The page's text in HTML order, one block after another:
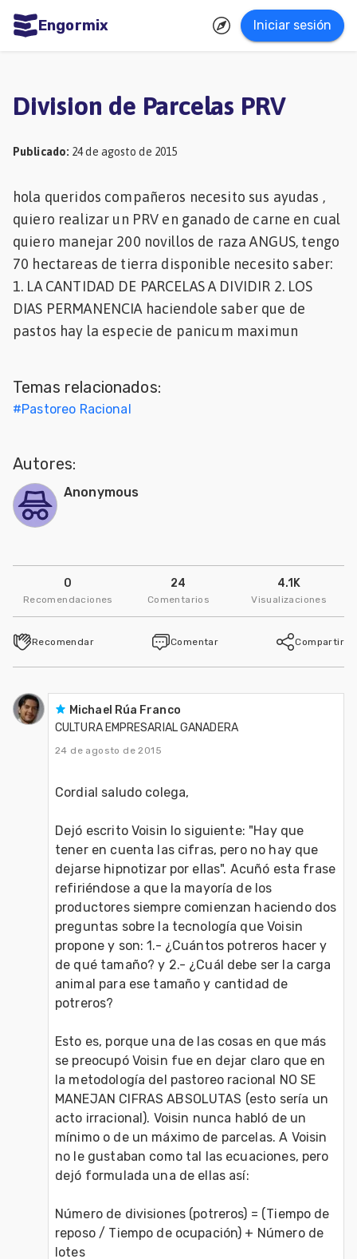
Engormix Iniciar sesión
Agricultura
Balanceados
Piensos
Avicultura
Ganadería
Lechería
Micotoxinas
Mascotas
Division de Parcelas PRV
Publicado: 24 de agosto de 2015
hola queridos compañeros necesito sus ayudas ,
quiero realizar un PRV en ganado de carne en cual
quiero manejar 200 novillos de raza ANGUS, tengo
70 hectareas de tierra disponible necesito saber:
1. LA CANTIDAD DE PARCELAS A DIVIDIR 2. LOS
DIAS PERMANENCIA haciendole saber que de
pastos hay la especie de panicum maximun
Temas relacionados:
#Pastoreo Racional
Autores:
Anonymous
0
Recomendaciones
24
Comentarios
4.1K
Visualizaciones
Recomendar Comentar Compartir
Michael Rúa Franco
CULTURA EMPRESARIAL GANADERA
24 de agosto de 2015
Cordial saludo colega,
Dejó escrito Voisin lo siguiente: "Hay que
tener en cuenta las cifras, pero no hay que
dejarse hipnotizar por ellas". Acuñó esta frase
refiriéndose a que la mayoría de los
productores siempre comienzan haciendo dos
preguntas sobre la tecnología que Voisin
propone y son: 1.- ¿Cuántos potreros hacer y
de qué tamaño? y 2.- ¿Cuál debe ser la carga
animal para ese tamaño y cantidad de
potreros?
Esto es, porque una de las cosas en que más
se preocupó Voisin fue en dejar claro que en
la metodología del pastoreo racional NO SE
MANEJAN CIFRAS ABSOLUTAS (esto sería un
acto irracional). Voisin nunca habló de un
mínimo o de un máximo de parcelas. A Voisin
no le gustaban como tal las ecuaciones, pero
dejó formulada una de ellas así:
Número de divisiones (potreros) = (Tiempo de
reposo / Tiempo de ocupación) + Número de
lotes